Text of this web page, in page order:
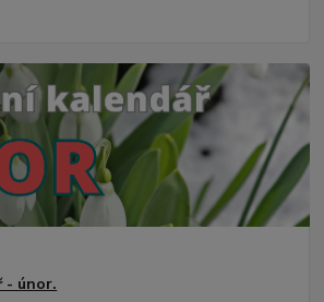
- únor.